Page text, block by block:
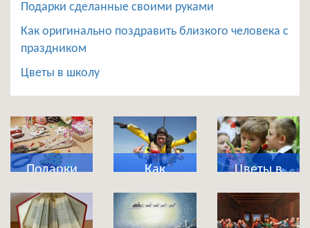
Подарки сделанные своими руками
Как оригинально поздравить близкого человека с
праздником
Цветы в школу
Подарки
сделанные
своими
Как
оригинально
поздравить
Цветы в
школу